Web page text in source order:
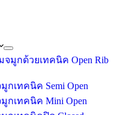
จมูกด้วยเทคนิค Open Rib
กเทคนิค Semi Open
กเทคนิค Mini Open